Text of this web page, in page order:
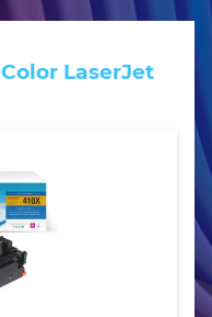
Color LaserJet